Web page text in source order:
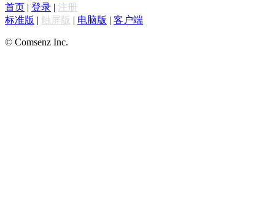
首页 | 登录 | 注册
标准版 | 触屏版 | 电脑版 | 客户端
© Comsenz Inc.